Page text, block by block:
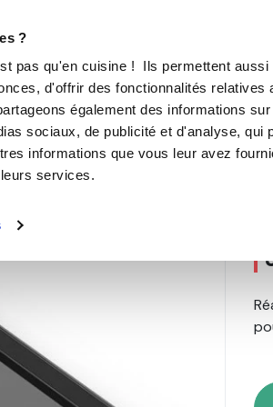
?
pas qu'en cuisine ! Ils permettent aussi
d'offrir des fonctionnalités
également des informations
sociaux, de publicité et d'analyse, qui
informations que vous leur avez
services.
MISE SOUS VIDE MACHINE À CAFÉ
Tapis à Génoise OHRA®